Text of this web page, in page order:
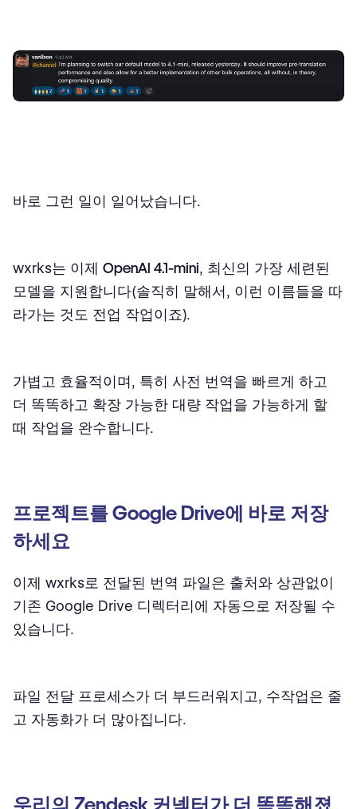
바로 그런 일이 일어났습니다.
wxrks는 이제 OpenAI 4.1-mini, 최신의 가장 세련된
모델을 지원합니다(솔직히 말해서, 이런 이름들을 따
라가는 것도 전업 작업이죠).
가볍고 효율적이며, 특히 사전 번역을 빠르게 하고
더 똑똑하고 확장 가능한 대량 작업을 가능하게 할
때 작업을 완수합니다.
프로젝트를 Google Drive에 바로 저장
하세요
이제 wxrks로 전달된 번역 파일은 출처와 상관없이
기존 Google Drive 디렉터리에 자동으로 저장될 수
있습니다.
파일 전달 프로세스가 더 부드러워지고, 수작업은 줄
고 자동화가 더 많아집니다.